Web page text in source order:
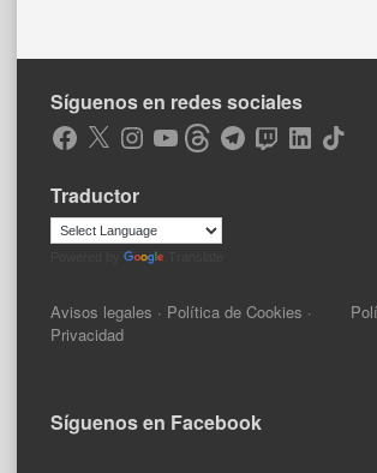
Síguenos en redes sociales
Facebook
X Instagram
YouTubeThreadsTelegramTwitchLinkedIn
TikTok
Traductor
Avisos legales · Política de Cookies ·
Privacidad
Síguenos en Facebook